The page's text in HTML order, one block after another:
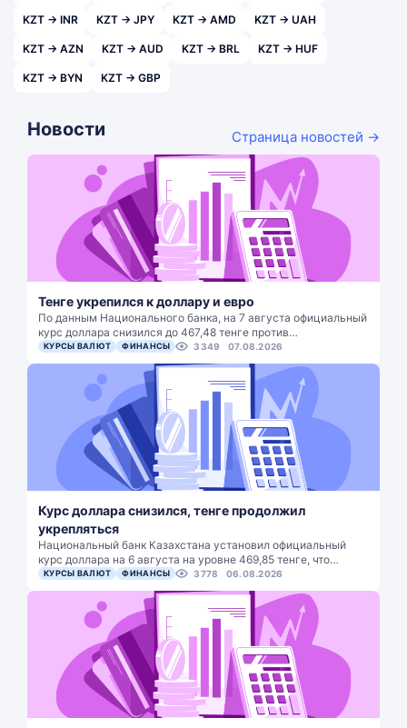
KZT → INR KZT → JPY KZT → AMD KZT → UAH
KZT → AZN KZT → AUD KZT → BRL KZT → HUF
KZT → BYN KZT → GBP
Новости Страница новостей →
Тенге укрепился к доллару и евро
По данным Национального банка, на 7 августа официальный
курс доллара снизился до 467,48 тенге против…
КУРСЫ ВАЛЮТ ФИНАНСЫ 3349 07.08.2026
Курс доллара снизился, тенге продолжил
укрепляться
Национальный банк Казахстана установил официальный
курс доллара на 6 августа на уровне 469,85 тенге, что…
КУРСЫ ВАЛЮТ ФИНАНСЫ 3778 06.08.2026